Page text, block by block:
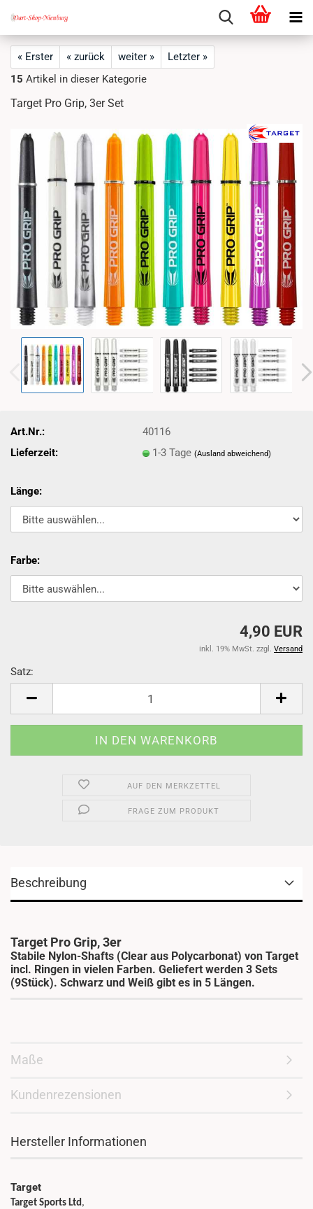
« Erster « zurück weiter »
Letzter »
15 Artikel in dieser Kategorie
Target Pro Grip, 3er Set
Art.Nr.:
40116
Lieferzeit:
1-3 Tage(Ausland abweichend)
Länge:
Farbe:
4,90 EUR
inkl. 19% MwSt. zzgl. Versand
Satz:
AUF DEN MERKZETTEL
FRAGE ZUM PRODUKT
Beschreibung
Target Pro Grip, 3er
Stabile Nylon-Shafts (Clear aus Polycarbonat) von Target
incl. Ringen in vielen Farben. Geliefert werden 3 Sets
(9Stück). Schwarz und Weiß gibt es in 5 Längen.
Maße
Kundenrezensionen
Hersteller Informationen
Target
Target Sports Ltd,